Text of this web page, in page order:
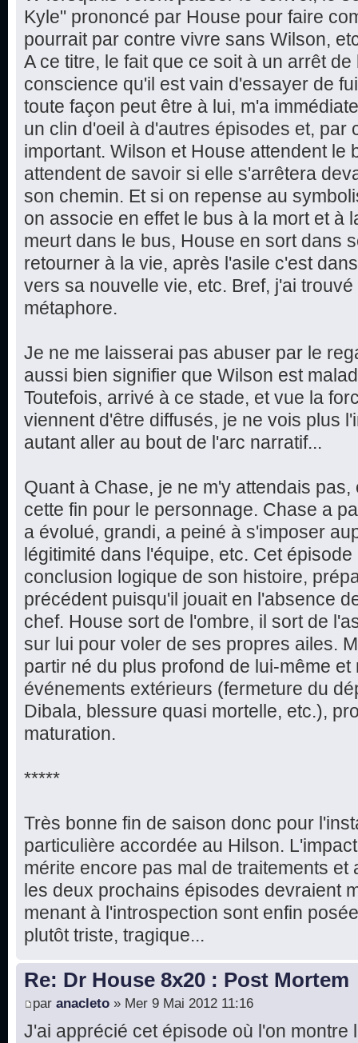
Kyle" prononcé par House pour faire
pourrait par contre vivre sans Wilson,
A ce titre, le fait que ce soit à un arrêt
conscience qu'il est vain d'essayer de
toute façon peut être à lui, m'a
un clin d'oeil à d'autres épisodes et, par
important. Wilson et House attendent le
attendent de savoir si elle s'arrêtera
son chemin. Et si on repense au
on associe en effet le bus à la mort et à
meurt dans le bus, House en sort dans
retourner à la vie, après l'asile c'est
vers sa nouvelle vie, etc. Bref, j'ai
métaphore.
Je ne me laisserai pas abuser par le
aussi bien signifier que Wilson est
Toutefois, arrivé à ce stade, et vue la
viennent d'être diffusés, je ne vois plus
autant aller au bout de l'arc narratif...
Quant à Chase, je ne m'y attendais
cette fin pour le personnage. Chase a
a évolué, grandi, a peiné à s'imposer
légitimité dans l'équipe, etc. Cet
conclusion logique de son histoire,
précédent puisqu'il jouait en l'absence
chef. House sort de l'ombre, il sort de
sur lui pour voler de ses propres ailes.
partir né du plus profond de lui-même
événements extérieurs (fermeture du
Dibala, blessure quasi mortelle, etc.),
maturation.
*****
Très bonne fin de saison donc pour
particulière accordée au Hilson.
mérite encore pas mal de traitements
les deux prochains épisodes devraient
menant à l'introspection sont enfin
plutôt triste, tragique...
Re: Dr House 8x20 : Post Mortem
par anacleto » Mer 9 Mai 2012 11:16
J'ai apprécié cet épisode où l'on montre